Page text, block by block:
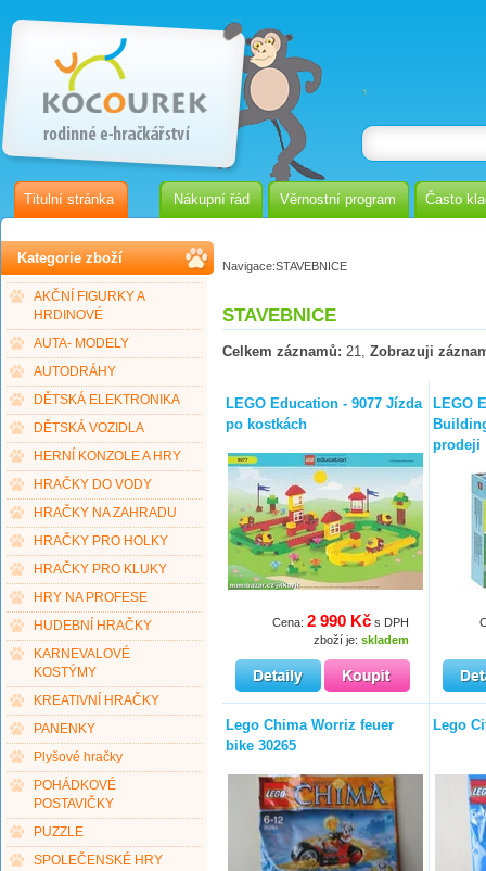
Titulní stránka Nákupní řád Věrnostní program Často
Kategorie zboží
AKČNÍ FIGURKY A
HRDINOVÉ
AUTA- MODELY
AUTODRÁHY
DĚTSKÁ ELEKTRONIKA
DĚTSKÁ VOZIDLA
HERNÍ KONZOLE A HRY
HRAČKY DO VODY
HRAČKY NA ZAHRADU
HRAČKY PRO HOLKY
HRAČKY PRO KLUKY
HRY NA PROFESE
HUDEBNÍ HRAČKY
KARNEVALOVÉ
KOSTÝMY
KREATIVNÍ HRAČKY
PANENKY
Plyšové hračky
POHÁDKOVÉ
POSTAVIČKY
PUZZLE
SPOLEČENSKÉ HRY
Navigace:STAVEBNICE
STAVEBNICE
Celkem záznamů: 21, Zobrazuji
LEGO Education - 9077 Jízda
po kostkách
Cena: 2 990 Kč s DPH
zboží je: skladem
LEGO
prodeji
Lego Chima Worriz feuer
bike 30265
Lego